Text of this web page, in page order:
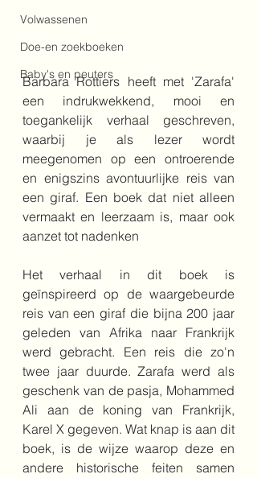
Volwassenen
Doe-en zoekboeken
Baby's en peuters
Barbara Rottiers heeft met 'Zarafa'
een indrukwekkend, mooi en
toegankelijk verhaal geschreven,
waarbij je als lezer wordt
meegenomen op een ontroerende
en enigszins avontuurlijke reis van
een giraf. Een boek dat niet alleen
vermaakt en leerzaam is, maar ook
aanzet tot nadenken
Het verhaal in dit boek is
geïnspireerd op de waargebeurde
reis van een giraf die bijna 200 jaar
geleden van Afrika naar Frankrijk
werd gebracht. Een reis die zo'n
twee jaar duurde. Zarafa werd als
geschenk van de pasja, Mohammed
Ali aan de koning van Frankrijk,
Karel X gegeven. Wat knap is aan dit
boek, is de wijze waarop deze en
andere historische feiten samen